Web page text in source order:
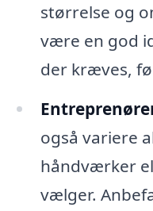
størrelse og
være en god
der kræves,
også variere
håndværker
vælger.